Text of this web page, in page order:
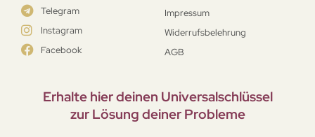
Telegram
Instagram
Facebook
Impressum
Widerrufsbelehrung
AGB
Erhalte hier deinen Universal­schlüssel
zur Lösung deiner Probleme